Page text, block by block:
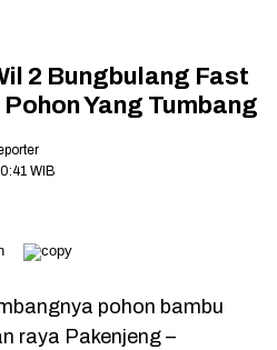
2 Bungbulang Fast
Yang Tumbang
WIB
pohon bambu
raya Pakenjeng –